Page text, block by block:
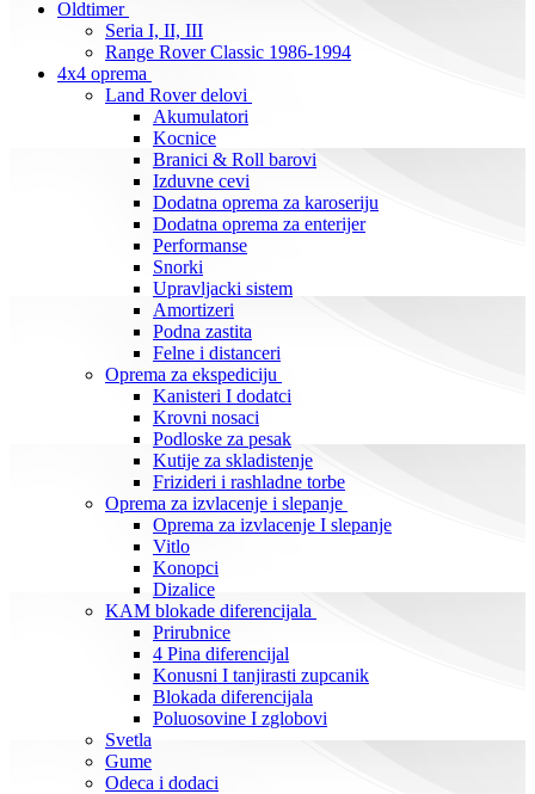
Oldtimer
Seria I, II, III
Range Rover Classic 1986-1994
4x4 oprema
Land Rover delovi
Akumulatori
Kocnice
Branici & Roll barovi
Izduvne cevi
Dodatna oprema za karoseriju
Dodatna oprema za enterijer
Performanse
Snorki
Upravljacki sistem
Amortizeri
Podna zastita
Felne i distanceri
Oprema za ekspediciju
Kanisteri I dodatci
Krovni nosaci
Podloske za pesak
Kutije za skladistenje
Frizideri i rashladne torbe
Oprema za izvlacenje i slepanje
Oprema za izvlacenje I slepanje
Vitlo
Konopci
Dizalice
KAM blokade diferencijala
Prirubnice
4 Pina diferencijal
Konusni I tanjirasti zupcanik
Blokada diferencijala
Poluosovine I zglobovi
Svetla
Gume
Odeca i dodaci